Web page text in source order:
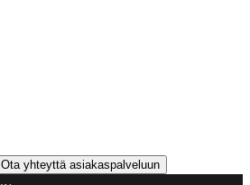
Ota yhteyttä asiakaspalveluun